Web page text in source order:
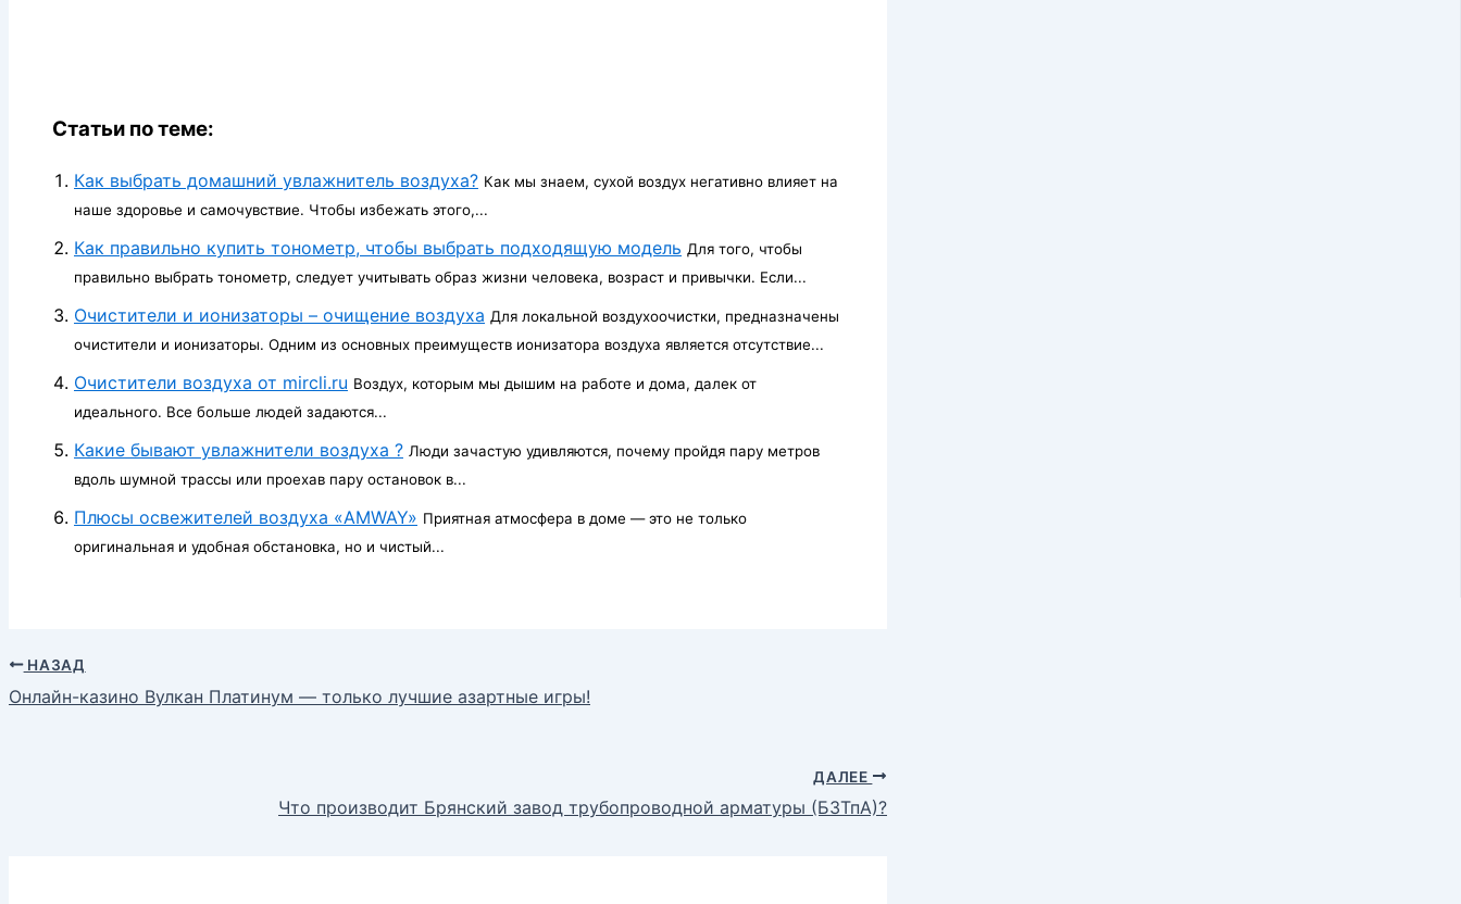
Статьи по теме:
Как выбрать домашний увлажнитель воздуха? Как мы знаем, сухой воздух негативно влияет на
наше здоровье и самочувствие. Чтобы избежать этого,...
Как правильно купить тонометр, чтобы выбрать подходящую модель Для того, чтобы
правильно выбрать тонометр, следует учитывать образ жизни человека, возраст и привычки. Если...
Очистители и ионизаторы – очищение воздуха Для локальной воздухоочистки, предназначены
очистители и ионизаторы. Одним из основных преимуществ ионизатора воздуха является отсутствие...
Очистители воздуха от mircli.ru Воздух, которым мы дышим на работе и дома, далек от
идеального. Все больше людей задаются...
Какие бывают увлажнители воздуха ? Люди зачастую удивляются, почему пройдя пару метров
вдоль шумной трассы или проехав пару остановок в...
Плюсы освежителей воздуха «AMWAY» Приятная атмосфера в доме — это не только
оригинальная и удобная обстановка, но и чистый...
НАЗАД
Онлайн-казино Вулкан Платинум — только лучшие азартные игры!
ДАЛЕЕ
Что производит Брянский завод трубопроводной арматуры (БЗТпА)?